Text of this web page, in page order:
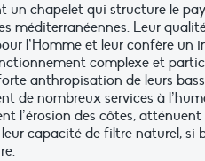
un chapelet qui structure le
méditerranéennes. Leur
l’Homme et leur confère
complexe et
anthropisation de leurs
de nombreux services à
l’érosion des côtes,
capacité de filtre naturel,